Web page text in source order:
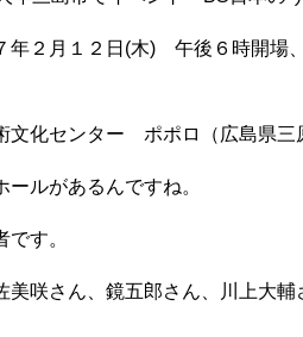
年２月１２日(木) 午後６時開場
文化センター ポポロ（広島県三
ールがあるんですね。
す。
美咲さん、鏡五郎さん、川上大輔